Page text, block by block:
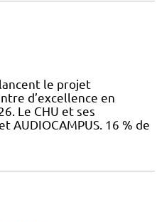
le projet
d’excellence en
Le CHU et ses
AUDIOCAMPUS. 16 % de